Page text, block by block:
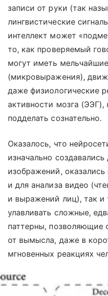
записи от руки (так
лингвистические
интеллект может
то, как проверяемый
могут иметь
(микровыражения),
даже физиологические
активности мозга (ЭЭГ),
подделать сознательно.
Оказалось, что
изначально создавались
изображений,
и для анализа видео
и выражений лиц), так и
улавливать сложные,
паттерны, позволяющие
от вымысла, даже в
мгновенных реакциях